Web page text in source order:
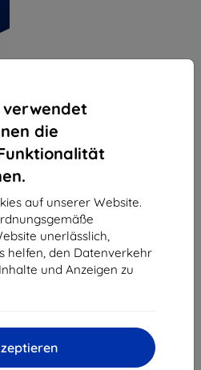
verwendet
die
auf unserer Website.
unerlässlich,
helfen, den Datenverkehr
und Anzeigen zu
1